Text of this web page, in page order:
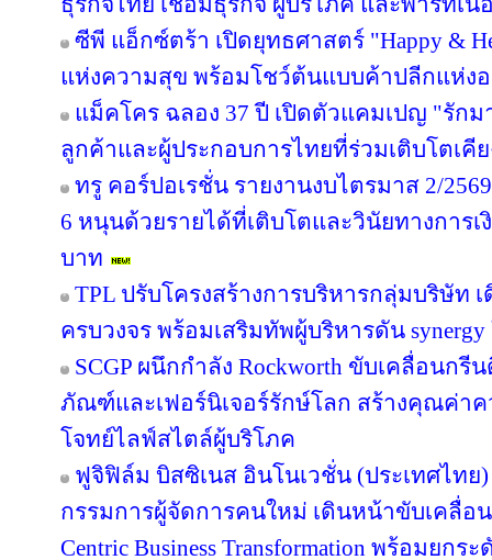
ซีพี แอ็กซ์ตร้า เปิดยุทธศาสตร์ "Happy &
แห่งความสุข พร้อมโชว์ต้นแบบค้าปลีกแห่ง
แม็คโคร ฉลอง 37 ปี เปิดตัวแคมเปญ "รั
ลูกค้าและผู้ประกอบการไทยที่ร่วมเติบโตเคี
ทรู คอร์ปอเรชั่น รายงานงบไตรมาส 2/
6 หนุนด้วยรายได้ที่เติบโตและวินัยทางการ
บาท
TPL ปรับโครงสร้างการบริหารกลุ่มบริษัท
ครบวงจร พร้อมเสริมทัพผู้บริหารดัน synergy
SCGP ผนึกกำลัง Rockworth ขับเคลื่อนก
ภัณฑ์และเฟอร์นิเจอร์รักษ์โลก สร้างคุณค่า
โจทย์ไลฟ์สไตล์ผู้บริโภค
ฟูจิฟิล์ม บิสซิเนส อินโนเวชั่น (ประเทศไทย)
กรรมการผู้จัดการคนใหม่ เดินหน้าขับเคลื่อ
Centric Business Transformation พร้อมย